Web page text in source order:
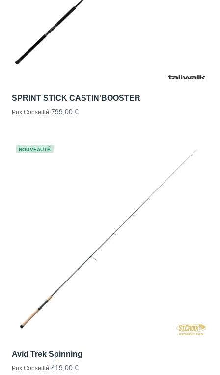
SPRINT STICK CASTIN'BOOSTER
Prix Conseillé 799,00 €
NOUVEAUTÉ
Avid Trek Spinning
Prix Conseillé 419,00 €